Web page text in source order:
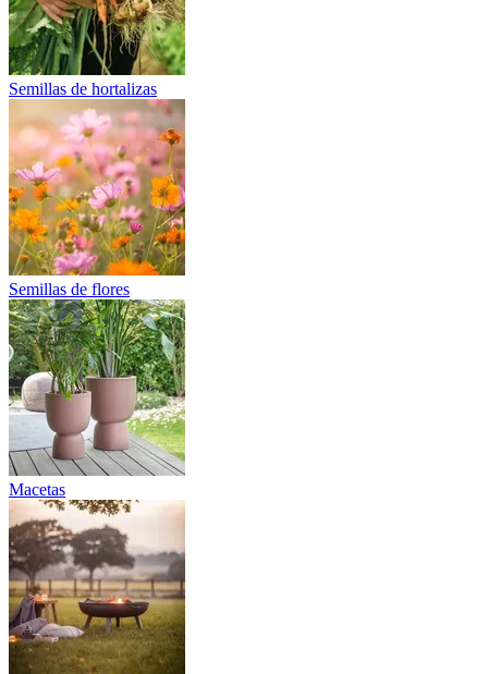
Semillas de hortalizas
Semillas de flores
Macetas